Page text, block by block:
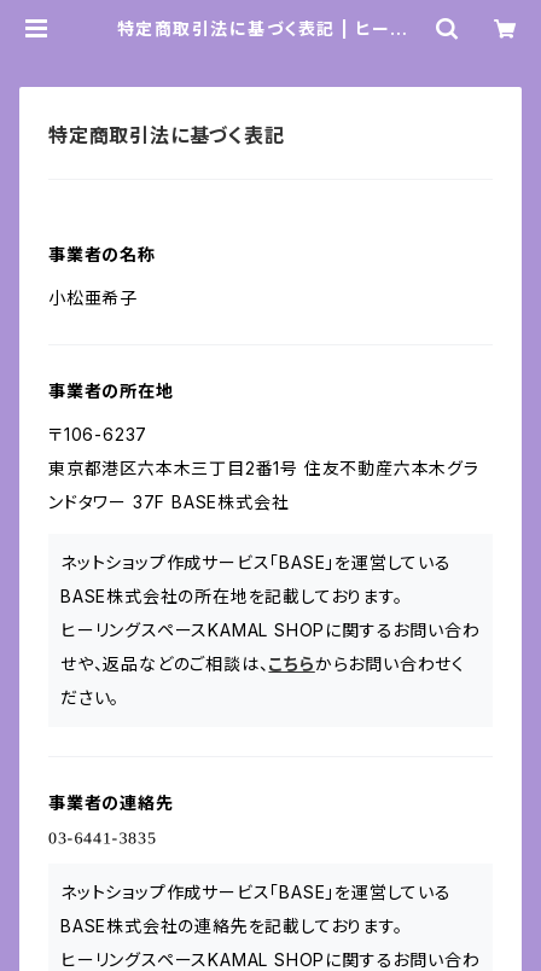
特定商取引法に基づく表記 | ヒーリン
特定商取引法に基づく表記
事業者の名称
小松亜希子
事業者の所在地
〒106-6237
東京都港区六本木三丁目2番1号 住友不動産六本木グラ
ンドタワー 37F BASE株式会社
ネットショップ作成サービス「BASE」を運営している
BASE株式会社の所在地を記載しております。
ヒーリングスペースKAMAL SHOPに関するお問い合わ
せや、返品などのご相談は、 こちらからお問い合わせく
ださい。
事業者の連絡先
ネットショップ作成サービス「BASE」を運営している
BASE株式会社の連絡先を記載しております。
ヒーリングスペースKAMAL SHOPに関するお問い合わ